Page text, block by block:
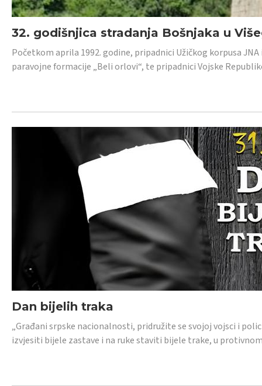
32. godišnjica stradanja Bošnjaka u
Početkom aprila 1992. godine, pripadnici Užičkog korpusa
paravojne formacije „Beli orlovi“, te pripadnici Vojske
Dan bijelih traka
„Građani srpske nacionalnosti, pridružite se svojoj vojsci i
izvjesiti bijele zastave i na ruke staviti bijele trake, u